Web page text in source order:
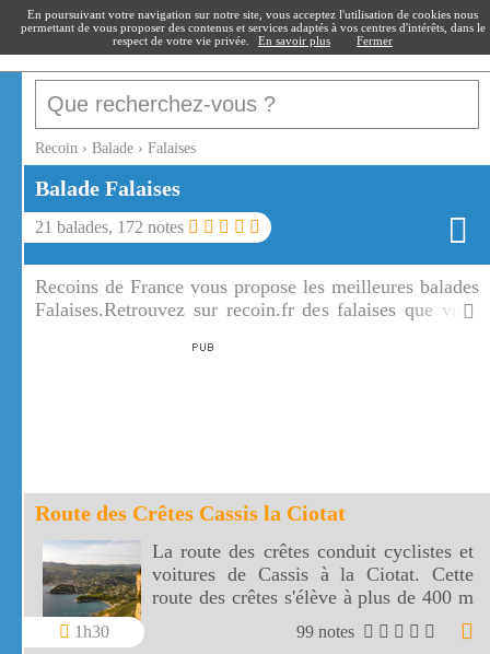
recoin.fr
Recoin › Balade › Falaises
Balade Falaises
21 balades, 172 notes
Recoins de France vous propose les meilleures balades
Falaises.Retrouvez sur recoin.fr des falaises que vous
falaises sont toutes spectaculaires et offrent de
Route des Crêtes Cassis la Ciotat
1h30
La route des crêtes conduit cyclistes et
voitures de Cassis à la Ciotat. Cette
route des crêtes s'élève à plus de 400 m
et surplombe la mer au travers plusieurs
99 notes
En poursuivant votre navigation sur notre site, vous acceptez l'utilisation de cookies nous
permettant de vous proposer des contenus et services adaptés à vos centres d'intérêts, dans le
respect de votre vie privée.
En savoir plus Fermer